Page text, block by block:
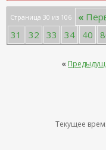
Страница 30 из 106 «
31
32 33 34 40
«
Текущее